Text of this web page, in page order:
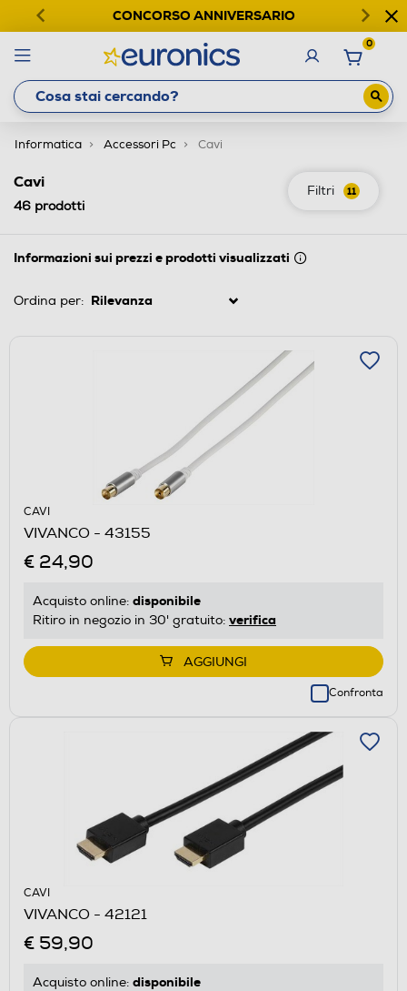
CONCORSO ANNIVERSARIO
0
Informatica Accessori Pc Cavi
Filtri 11
Cavi
46 prodotti
Informazioni sui prezzi e prodotti visualizzati
Ordina per:
CAVI
VIVANCO - 43155
€ 24,90
Acquisto online: disponibile
Ritiro in negozio in 30' gratuito: verifica
AGGIUNGI
Confronta
CAVI
VIVANCO - 42121
€ 59,90
Acquisto online: disponibile